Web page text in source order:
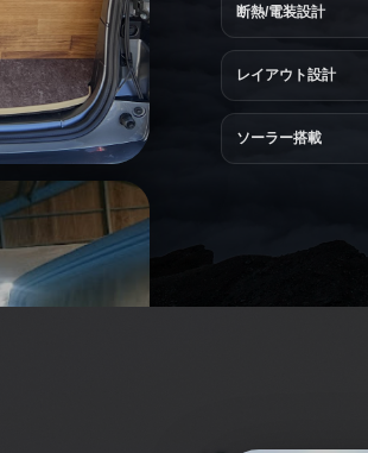
断熱/電装設計
レイアウト設計
ソーラー搭載